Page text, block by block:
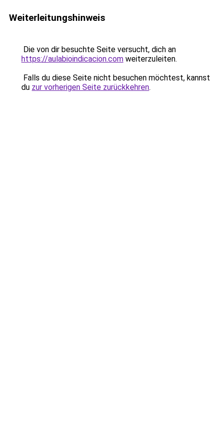
Weiterleitungshinweis
Die von dir besuchte Seite versucht, dich an
https://aulabioindicacion.com weiterzuleiten.
Falls du diese Seite nicht besuchen möchtest, kannst
du zur vorherigen Seite zurückkehren.